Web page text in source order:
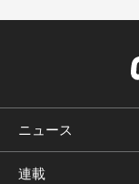
ニュース
連載